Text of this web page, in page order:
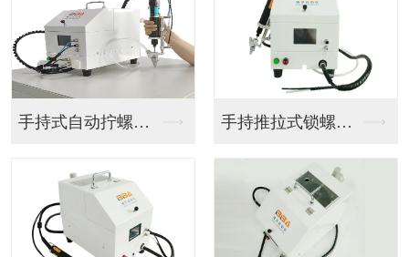
手持式自动拧螺丝机 手持推拉式锁螺丝机